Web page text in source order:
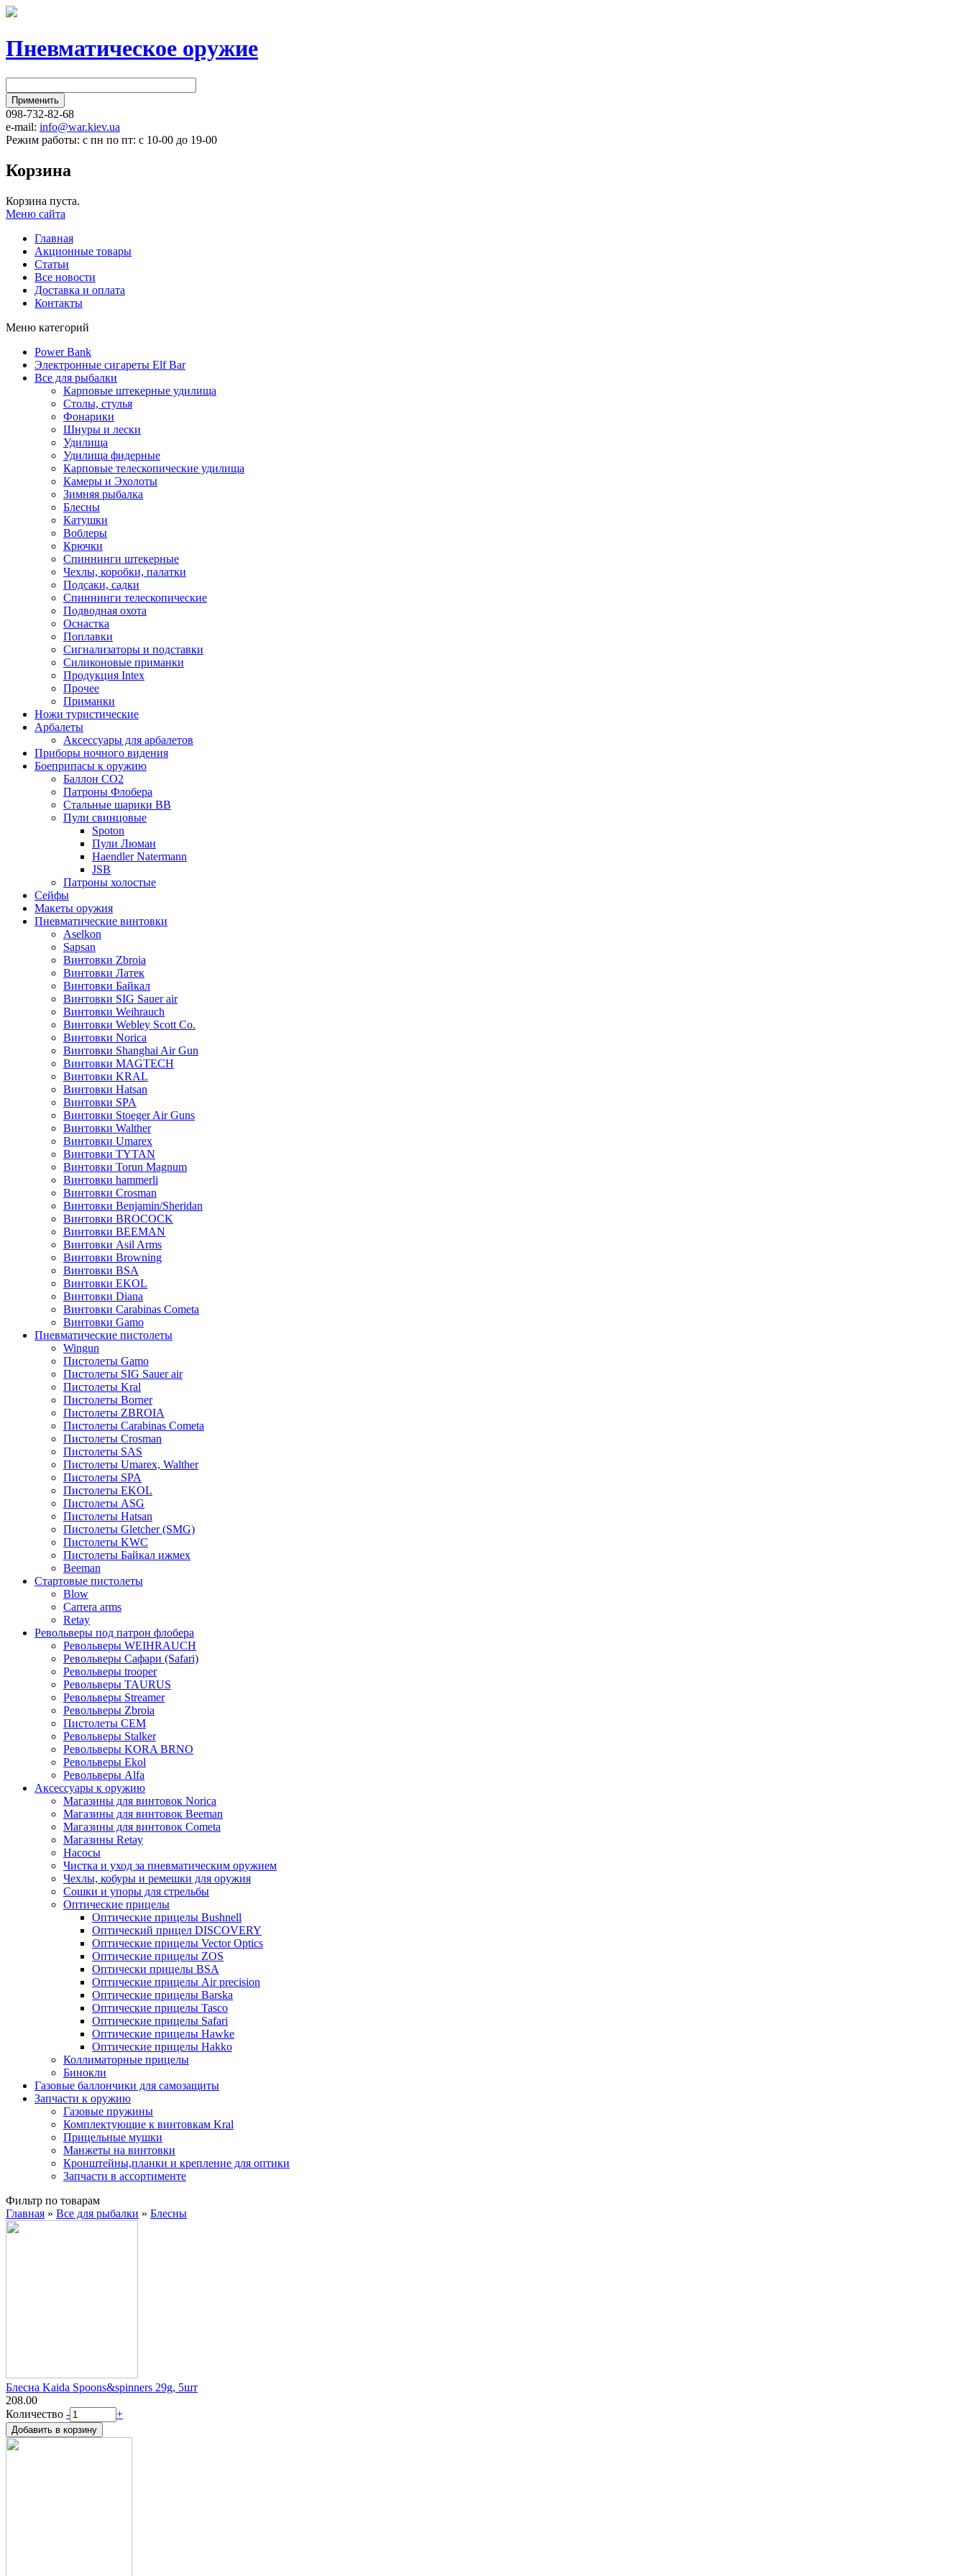
Пневматическое оружие
098-732-82-68
e-mail: info@war.kiev.ua
Режим работы: с пн по пт: с 10-00 до 19-00
Корзина
Корзина пуста.
Меню сайта
Главная
Акционные товары
Статьи
Все новости
Доставка и оплата
Контакты
Меню категорий
Power Bank
Электронные сигареты Elf Bar
Все для рыбалки
Карповые штекерные удилища
Столы, стулья
Фонарики
Шнуры и лески
Удилища
Удилища фидерные
Карповые телескопические удилища
Камеры и Эхолоты
Зимняя рыбалка
Блесны
Катушки
Воблеры
Крючки
Спиннинги штекерные
Чехлы, коробки, палатки
Подсаки, садки
Спиннинги телескопические
Подводная охота
Оснастка
Поплавки
Сигнализаторы и подставки
Силиконовые приманки
Продукция Intex
Прочее
Приманки
Ножи туристические
Арбалеты
Аксессуары для арбалетов
Приборы ночного видения
Боеприпасы к оружию
Баллон CO2
Патроны Флобера
Стальные шарики ВВ
Пули свинцовые
Spoton
Пули Люман
Haendler Natermann
JSB
Патроны холостые
Сейфы
Макеты оружия
Пневматические винтовки
Aselkon
Sapsan
Винтовки Zbroia
Винтовки Латек
Винтовки Байкал
Винтовки SIG Sauer air
Винтовки Weihrauch
Винтовки Webley Scott Co.
Винтовки Norica
Винтовки Shanghai Air Gun
Винтовки MAGTECH
Винтовки KRAL
Винтовки Hatsan
Винтовки SPA
Винтовки Stoeger Air Guns
Винтовки Walther
Винтовки Umarex
Винтовки TYTAN
Винтовки Torun Magnum
Винтовки hammerli
Винтовки Crosman
Винтовки Benjamin/Sheridan
Винтовки BROCOCK
Винтовки BEEMAN
Винтовки Asil Arms
Винтовки Browning
Винтовки BSA
Винтовки EKOL
Винтовки Diana
Винтовки Carabinas Cometa
Винтовки Gamo
Пневматические пистолеты
Wingun
Пистолеты Gamo
Пистолеты SIG Sauer air
Пистолеты Kral
Пистолеты Borner
Пистолеты ZBROIA
Пистолеты Carabinas Cometa
Пистолеты Crosman
Пистолеты SAS
Пистолеты Umarex, Walther
Пистолеты SPA
Пистолеты EKOL
Пистолеты ASG
Пистолеты Hatsan
Пистолеты Gletcher (SMG)
Пистолеты KWC
Пистолеты Байкал ижмех
Beeman
Стартовые пистолеты
Blow
Carrera arms
Retay
Револьверы под патрон флобера
Револьверы WEIHRAUCH
Револьверы Сафари (Safari)
Револьверы trooper
Револьверы TAURUS
Револьверы Streamer
Револьверы Zbroia
Пистолеты СЕМ
Револьверы Stalker
Револьверы KORA BRNO
Револьверы Ekol
Револьверы Alfa
Аксессуары к оружию
Магазины для винтовок Norica
Магазины для винтовок Beeman
Магазины для винтовок Cometa
Магазины Retay
Насосы
Чистка и уход за пневматическим оружием
Чехлы, кобуры и ремешки для оружия
Сошки и упоры для стрельбы
Оптические прицелы
Оптические прицелы Bushnell
Оптический прицел DISCOVERY
Оптические прицелы Vector Optics
Оптические прицелы ZOS
Оптически прицелы BSA
Оптические прицелы Air precision
Оптические прицелы Barska
Оптические прицелы Tasco
Оптические прицелы Safari
Оптические прицелы Hawke
Оптические прицелы Hakko
Коллиматорные прицелы
Бинокли
Газовые баллончики для самозащиты
Запчасти к оружию
Газовые пружины
Комплектующие к винтовкам Kral
Прицельные мушки
Манжеты на винтовки
Кронштейны,планки и крепление для оптики
Запчасти в ассортименте
Фильтр по товарам
Вы здесь
Главная » Все для рыбалки » Блесны
Блесна Kaida Spoons&spinners 29g, 5шт
208.00
Количество - +